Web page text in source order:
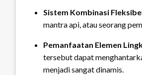
Sistem Kombinasi
mantra api, atau seorang
Pemanfaatan Elemen
tersebut dapat
menjadi sangat dinamis.